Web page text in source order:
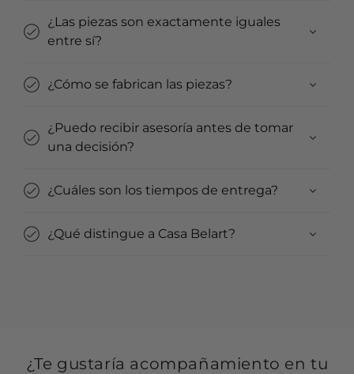
¿Las piezas son exactamente iguales
entre sí?
¿Cómo se fabrican las piezas?
¿Puedo recibir asesoría antes de tomar
una decisión?
¿Cuáles son los tiempos de entrega?
¿Qué distingue a Casa Belart?
¿Te gustaría acompañamiento en tu